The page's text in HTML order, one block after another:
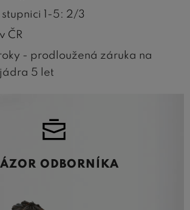
1-5: 2/3
ČR
- prodloužená záruka na
5 let
ODBORNÍKA